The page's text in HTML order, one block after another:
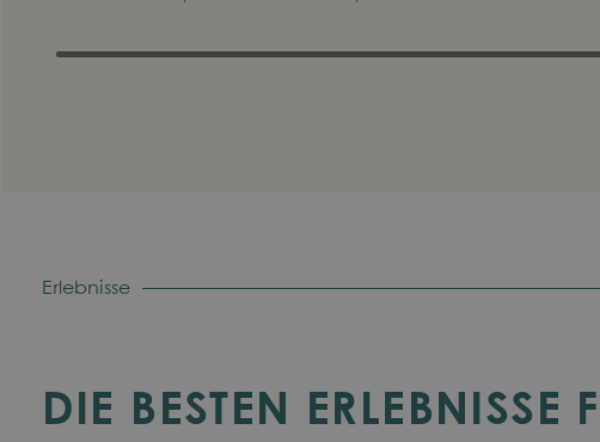
Erlebnisse
DIE BESTEN ERLEBNISSE